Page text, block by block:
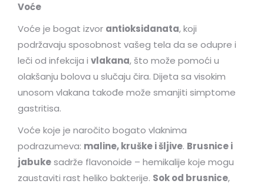
Voće
Voće je bogat izvor antioksidanata, koji
podržavaju sposobnost vašeg tela da se odupre i
leči od infekcija i vlakana, što može pomoći u
olakšanju bolova u slučaju čira. Dijeta sa visokim
unosom vlakana takođe može smanjiti simptome
gastritisa.
Voće koje je naročito bogato vlaknima
podrazumeva: maline, kruške i šljive. Brusnice i
jabukesadrže flavonoide – hemikalije koje mogu
zaustaviti rast heliko bakterije. Sok od brusnice,